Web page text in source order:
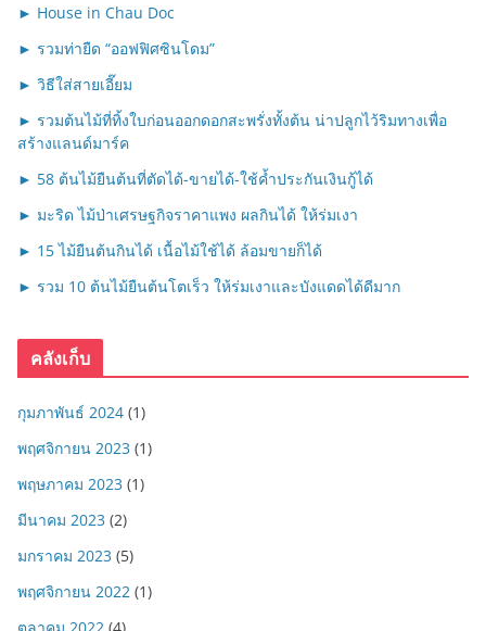
► House in Chau Doc
► รวมท่ายืด “ออฟฟิศซินโดม”
► วิธีใส่สายเอี๊ยม
► รวมต้นไม้ที่ทิ้งใบก่อนออกดอกสะพรั่งทั้งต้น น่าปลูกไว้ริมทางเพื่อ
สร้างแลนด์มาร์ค
► 58 ต้นไม้ยืนต้นที่ตัดได้-ขายได้-ใช้ค้ำประกันเงินกู้ได้
► มะริด ไม้ป่าเศรษฐกิจราคาแพง ผลกินได้ ให้ร่มเงา
► 15 ไม้ยืนต้นกินได้ เนื้อไม้ใช้ได้ ล้อมขายก็ได้
► รวม 10 ต้นไม้ยืนต้นโตเร็ว ให้ร่มเงาและบังแดดได้ดีมาก
คลังเก็บ
กุมภาพันธ์ 2024 (1)
พฤศจิกายน 2023 (1)
พฤษภาคม 2023 (1)
มีนาคม 2023 (2)
มกราคม 2023 (5)
พฤศจิกายน 2022 (1)